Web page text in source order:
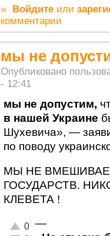
» Войдите или
комментарии
мы не
Опубликовано
- 12:41
мы не допустим,
в нашей Украине
Шухевича», —
по поводу
МЫ НЕ
ГОСУДАРСТВ.
КЛЕВЕТА !
Отлично!
0 —